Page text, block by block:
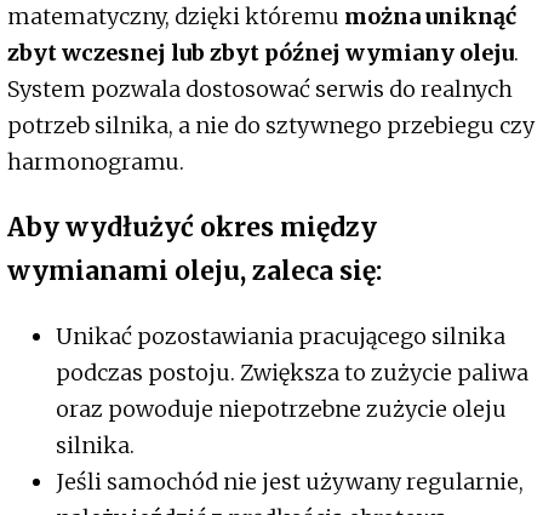
matematyczny, dzięki któremu można uniknąć
zbyt wczesnej lub zbyt późnej wymiany oleju.
System pozwala dostosować serwis do realnych
potrzeb silnika, a nie do sztywnego przebiegu czy
harmonogramu.
Aby wydłużyć okres między
wymianami oleju, zaleca się:
Unikać pozostawiania pracującego silnika
podczas postoju. Zwiększa to zużycie paliwa
oraz powoduje niepotrzebne zużycie oleju
silnika.
Jeśli samochód nie jest używany regularnie,